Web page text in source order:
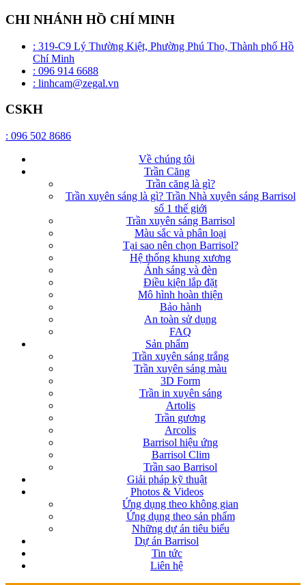
CHI NHÁNH HỒ CHÍ MINH
: 319-C9 Lý Thường Kiệt, Phường Phú Thọ, Thành phố Hồ
Chí Minh
: 096 914 6688
: linhcam@zegal.vn
CSKH
: 096 502 8686
Về chúng tôi
Trần Căng
Trần căng là gì?
Trần xuyên sáng là gì? Trần Nhà xuyên sáng Barrisol
số 1 thế giới
Trần xuyên sáng Barrisol
Màu sắc và phân loại
Tại sao nên chọn Barrisol?
Hệ thống khung xương
Ánh sáng và đèn
Điều kiện lắp đặt
Mô hình hoàn thiện
Bảo hành
An toàn sử dụng
FAQ
Sản phẩm
Trần xuyên sáng trắng
Trần xuyên sáng màu
3D Form
Trần in xuyên sáng
Artolis
Trần gương
Arcolis
Barrisol hiệu ứng
Barrisol Clim
Trần sao Barrisol
Giải pháp kỹ thuật
Photos & Videos
Ứng dụng theo không gian
Ứng dụng theo sản phẩm
Những dự án tiêu biểu
Dự án Barrisol
Tin tức
Liên hệ